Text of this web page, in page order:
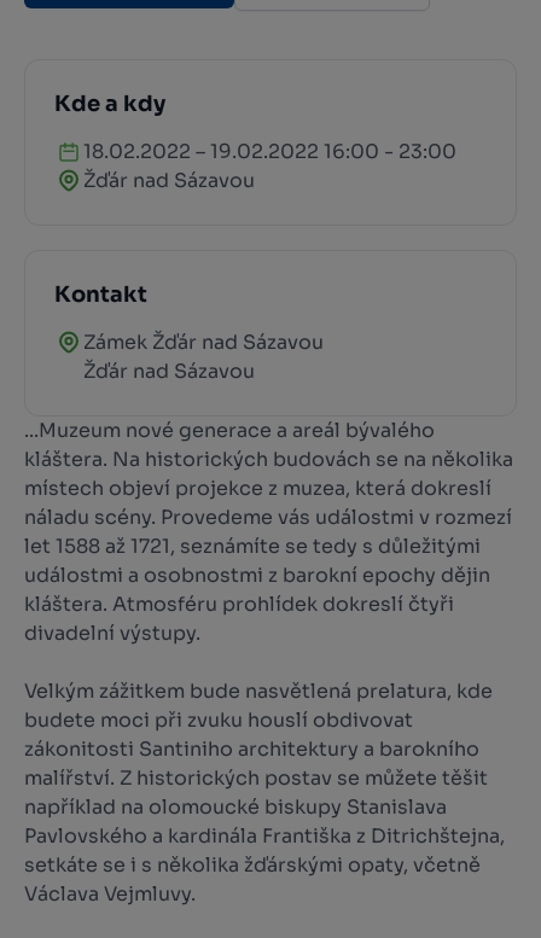
Kde a kdy
18.02.2022 – 19.02.2022 16:00 - 23:00
Žďár nad Sázavou
Kontakt
Zámek Žďár nad Sázavou
Žďár nad Sázavou
...Muzeum nové generace a areál bývalého
kláštera. Na historických budovách se na několika
místech objeví projekce z muzea, která dokreslí
náladu scény. Provedeme vás událostmi v rozmezí
let 1588 až 1721, seznámíte se tedy s důležitými
událostmi a osobnostmi z barokní epochy dějin
kláštera. Atmosféru prohlídek dokreslí čtyři
divadelní výstupy.
Velkým zážitkem bude nasvětlená prelatura, kde
budete moci při zvuku houslí obdivovat
zákonitosti Santiniho architektury a barokního
malířství. Z historických postav se můžete těšit
například na olomoucké biskupy Stanislava
Pavlovského a kardinála Františka z Ditrichštejna,
setkáte se i s několika žďárskými opaty, včetně
Václava Vejmluvy.